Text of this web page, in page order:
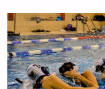
–
WYDARZENIA"